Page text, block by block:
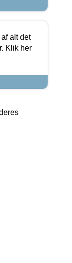
alt det
Klik her